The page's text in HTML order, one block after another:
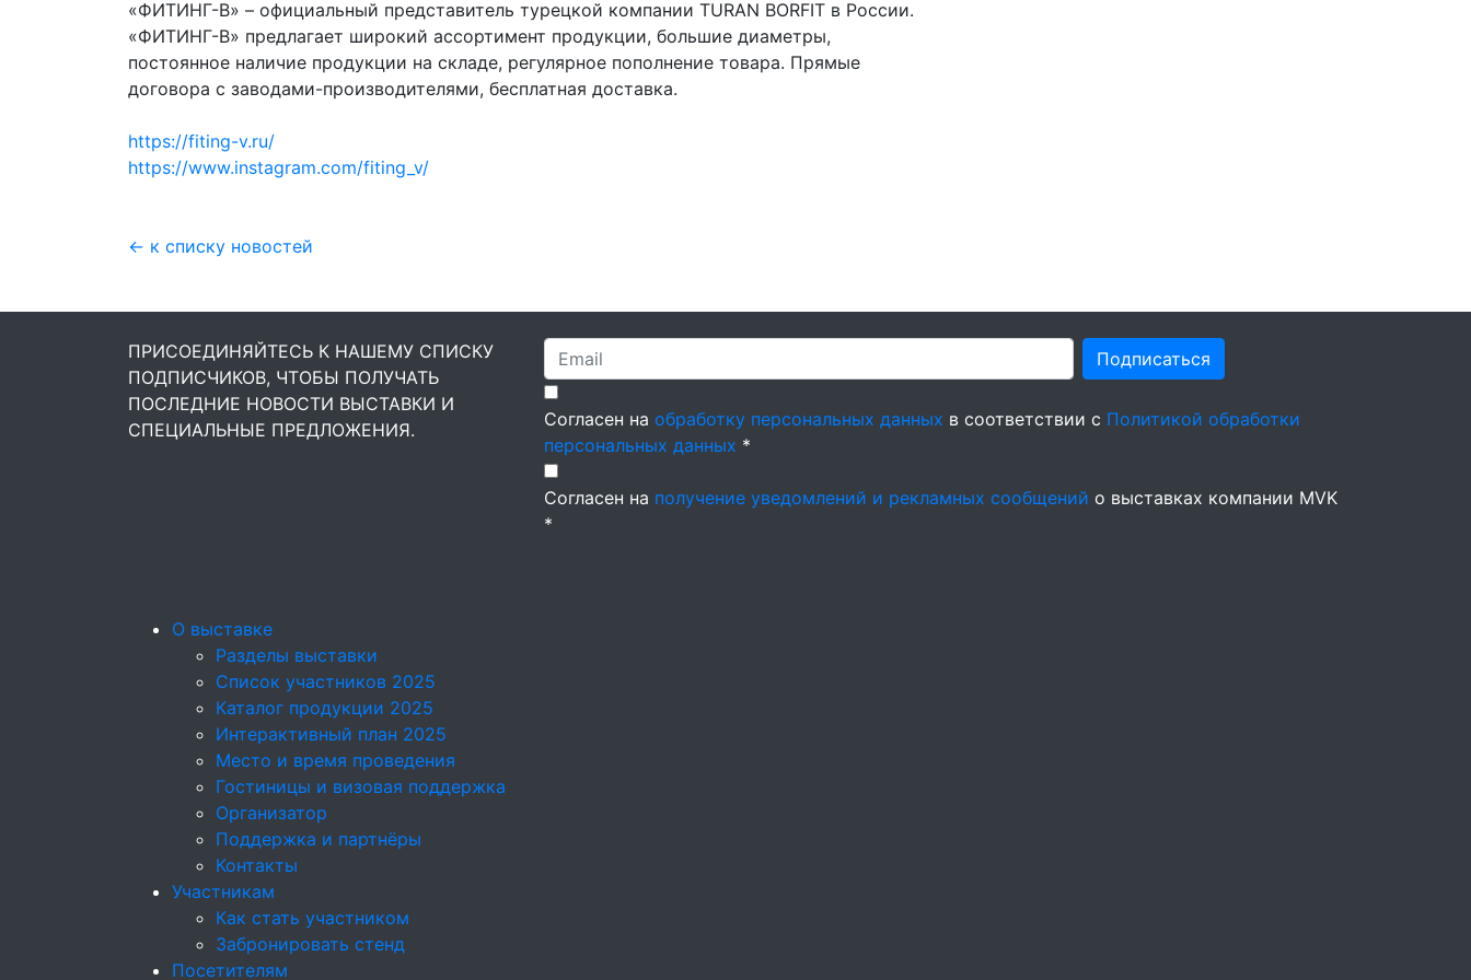
«ФИТИНГ-В» – официальный представитель турецкой компании TURAN BORFIT в России.
«ФИТИНГ-В» предлагает широкий ассортимент продукции, большие диаметры,
постоянное наличие продукции на складе, регулярное пополнение товара. Прямые
договора с заводами-производителями, бесплатная доставка.
https://fiting-v.ru/
https://www.instagram.com/fiting_v/
← к списку новостей
ПРИСОЕДИНЯЙТЕСЬ К НАШЕМУ СПИСКУ
ПОДПИСЧИКОВ, ЧТОБЫ ПОЛУЧАТЬ
ПОСЛЕДНИЕ НОВОСТИ ВЫСТАВКИ И
СПЕЦИАЛЬНЫЕ ПРЕДЛОЖЕНИЯ.
Подписаться
Согласен на обработку персональных данных в соответствии с Политикой обработки
персональных данных *
Согласен на получение уведомлений и рекламных сообщений о выставках компании MVK
*
О выставке
Разделы выставки
Список участников 2025
Каталог продукции 2025
Интерактивный план 2025
Место и время проведения
Гостиницы и визовая поддержка
Организатор
Поддержка и партнёры
Контакты
Участникам
Как стать участником
Забронировать стенд
Посетителям